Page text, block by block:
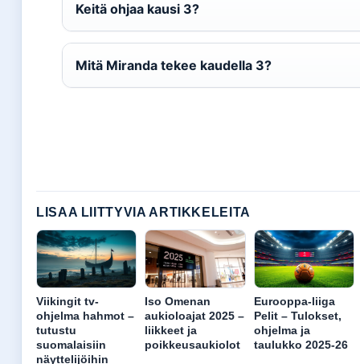
Keitä ohjaa kausi 3?
Mitä Miranda tekee kaudella 3?
LISAA LIITTYVIA ARTIKKELEITA
Viikingit tv-
ohjelma hahmot –
tutustu
suomalaisiin
näyttelijöihin
Iso Omenan
aukioloajat 2025 –
liikkeet ja
poikkeusaukiolot
Eurooppa-liiga
Pelit – Tulokset,
ohjelma ja
taulukko 2025-26